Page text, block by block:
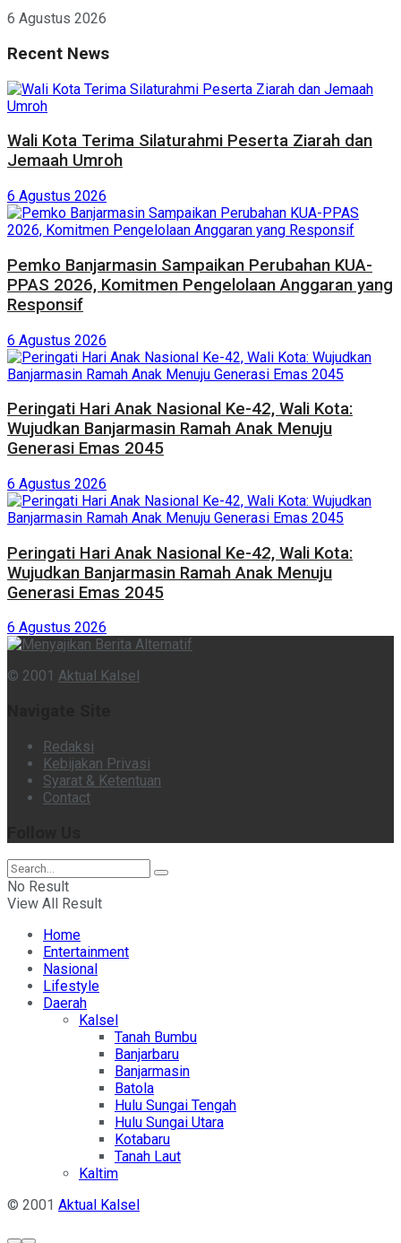
6 Agustus 2026
Recent News
Wali Kota Terima Silaturahmi Peserta Ziarah dan
Jemaah Umroh
6 Agustus 2026
Pemko Banjarmasin Sampaikan Perubahan KUA-
PPAS 2026, Komitmen Pengelolaan Anggaran yang
Responsif
6 Agustus 2026
Peringati Hari Anak Nasional Ke-42, Wali Kota:
Wujudkan Banjarmasin Ramah Anak Menuju
Generasi Emas 2045
6 Agustus 2026
Peringati Hari Anak Nasional Ke-42, Wali Kota:
Wujudkan Banjarmasin Ramah Anak Menuju
Generasi Emas 2045
6 Agustus 2026
© 2001 Aktual Kalsel
Redaksi
Kebijakan Privasi
Syarat & Ketentuan
Contact
No Result
View All Result
Home
Entertainment
Nasional
Lifestyle
Daerah
Kalsel
Tanah Bumbu
Banjarbaru
Banjarmasin
Batola
Hulu Sungai Tengah
Hulu Sungai Utara
Kotabaru
Tanah Laut
Kaltim
© 2001 Aktual Kalsel